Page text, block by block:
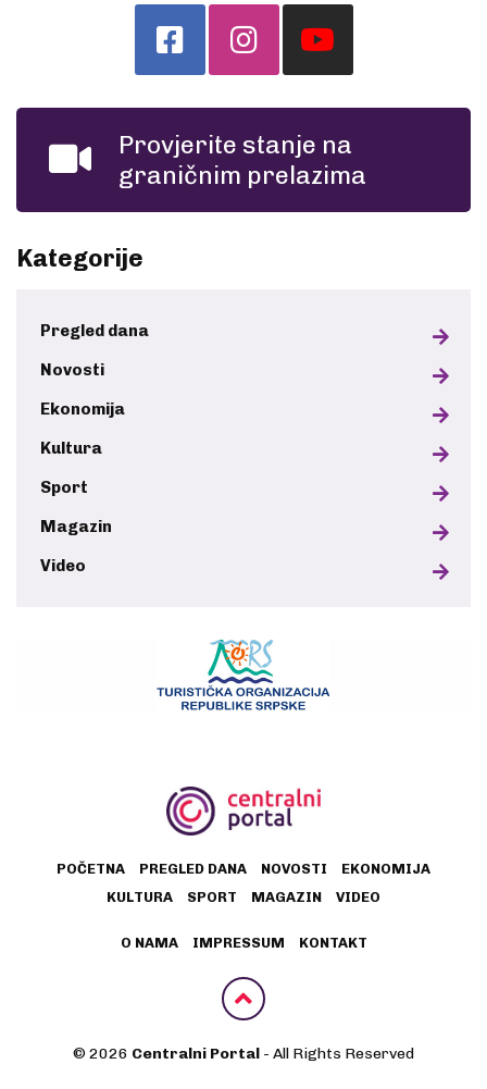
Provjerite stanje na
graničnim prelazima
Kategorije
Pregled dana
Novosti
Ekonomija
Kultura
Sport
Magazin
Video
POČETNA PREGLED DANA NOVOSTI
EKONOMIJA
KULTURA
SPORT MAGAZIN VIDEO
O NAMA IMPRESSUM KONTAKT
© 2026 Centralni Portal - All Rights Reserved